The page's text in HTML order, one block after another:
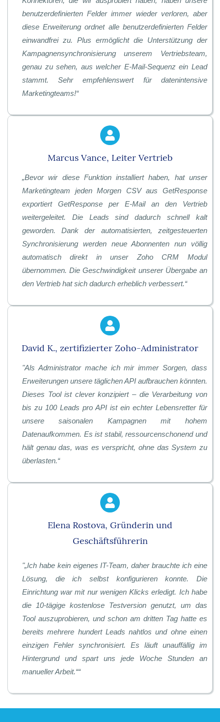
benutzerdefinierten Felder immer wieder verloren, aber
diese Erweiterung ordnet alle benutzerdefinierten Felder
einwandfrei zu. Plus ermöglicht die Unterstützung der
Kampagnensynchronisierung unserem Vertriebsteam,
genau zu sehen, aus welcher E-Mail-Sequenz ein Lead
stammt. Sehr empfehlenswert für datenintensive
Marketingteams!“
Marcus Vance, Leiter Vertrieb
„Bevor wir diese Funktion installiert haben, hat unser
Marketingteam jeden Morgen CSV aus GetResponse
exportiert GetResponse per E-Mail an den Vertrieb
weitergeleitet. Die Leads sind dadurch schnell kalt
geworden. Dank der automatisierten, zeitgesteuerten
Synchronisierung werden neue Abonnenten nun völlig
automatisch direkt in unser Zoho CRM Modul
übernommen. Die Geschwindigkeit unserer Übergabe an
den Vertrieb hat sich dadurch erheblich verbessert.“
David K., zertifizierter Zoho-Administrator
"Als Administrator mache ich mir immer Sorgen, dass
Erweiterungen unsere täglichen API aufbrauchen könnten.
Dieses Tool ist clever konzipiert – die Verarbeitung von
bis zu 100 Leads pro API ist ein echter Lebensretter für
unsere saisonalen Kampagnen mit hohem
Datenaufkommen. Es ist stabil, ressourcenschonend und
hält genau das, was es verspricht, ohne das System zu
überlasten.“
Elena Rostova, Gründerin und
Geschäftsführerin
"„Ich habe kein eigenes IT-Team, daher brauchte ich eine
Lösung, die ich selbst konfigurieren konnte. Die
Einrichtung war mit nur wenigen Klicks erledigt. Ich habe
die 10-tägige kostenlose Testversion genutzt, um das
Tool auszuprobieren, und schon am dritten Tag hatte es
bereits mehrere hundert Leads nahtlos und ohne einen
einzigen Fehler synchronisiert. Es läuft unauffällig im
Hintergrund und spart uns jede Woche Stunden an
manueller Arbeit.““